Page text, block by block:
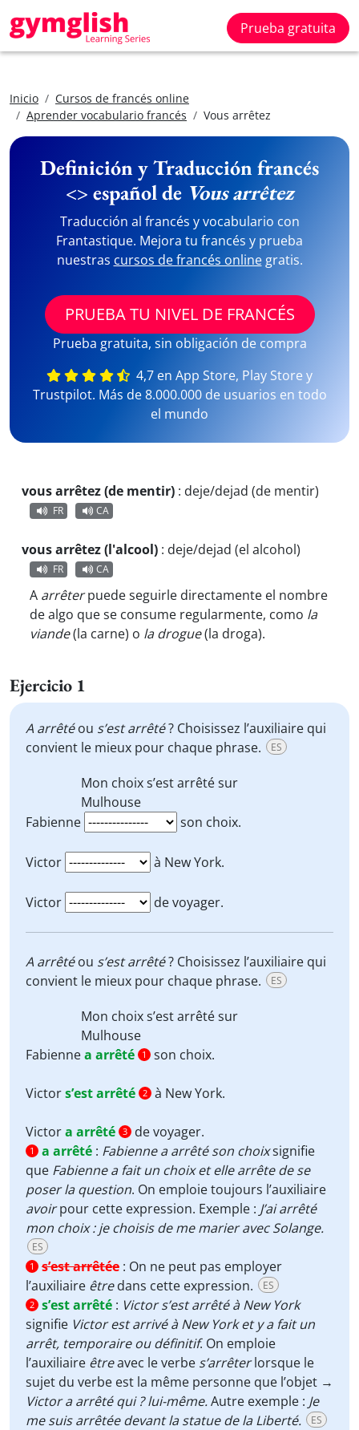
Prueba gratuita
Inicio
Cursos de francés online
Aprender vocabulario francés
Vous arrêtez
Definición y Traducción francés
<> español de Vous arrêtez
Traducción al francés y vocabulario con
Frantastique. Mejora tu francés y prueba
nuestras cursos de francés onlinegratis.
PRUEBA TU NIVEL DE FRANCÉS
Prueba gratuita, sin obligación de compra
4,7 en App Store, Play Store y
Trustpilot. Más de 8.000.000 de usuarios en todo
el mundo
vous arrêtez (de mentir) : deje/dejad (de mentir)
FR CA
vous arrêtez (l'alcool) : deje/dejad (el alcohol)
FR CA
A arrêterpuede seguirle directamente el nombre
de algo que se consume regularmente, como la
viande(la carne) o la drogue(la droga).
Ejercicio 1
A arrêtéou s’est arrêté? Choisissez l’auxiliaire qui
convient le mieux pour chaque phrase.
ES
Mon choixs’est arrêtésur
Mulhouse
Fabienne
son choix.
Victor à New York.
Victor de voyager.
A arrêtéou s’est arrêté? Choisissez l’auxiliaire qui
convient le mieux pour chaque phrase.
ES
Mon choixs’est arrêtésur
Mulhouse
Fabiennea arrêté 1 son choix.
Victors’est arrêté 2 à New York.
Victora arrêté 3 de voyager.
1 a arrêté : Fabienne a arrêté son choixsignifie
que Fabienne a fait un choix et elle arrête de se
poser la question. On emploie toujours l’auxiliaire
avoirpour cette expression. Exemple : J’ai arrêté
mon choix : je choisis de me marier avec Solange.
ES
1 s’est arrêtée : On ne peut pas employer
l’auxiliaire êtredans cette expression. ES
2 s’est arrêté : Victor s’est arrêté à New York
signifie Victor est arrivé à New York et y a fait un
arrêt, temporaire ou définitif. On emploie
l’auxiliaire êtreavec le verbe s’arrêterlorsque le
sujet du verbe est la même personne que l’objet →
Victor a arrêté qui ? lui-même.Autre exemple : Je
me suis arrêtée devant la statue de la Liberté.
ES